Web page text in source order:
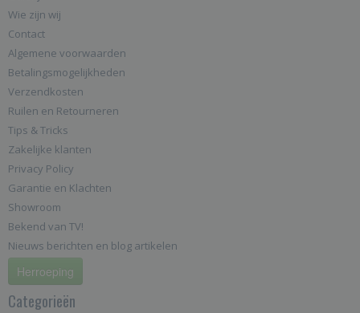
Wie zijn wij
Contact
Algemene voorwaarden
Betalingsmogelijkheden
Verzendkosten
Ruilen en Retourneren
Tips & Tricks
Zakelijke klanten
Privacy Policy
Garantie en Klachten
Showroom
Bekend van TV!
Nieuws berichten en blog artikelen
Herroeping
Categorieën